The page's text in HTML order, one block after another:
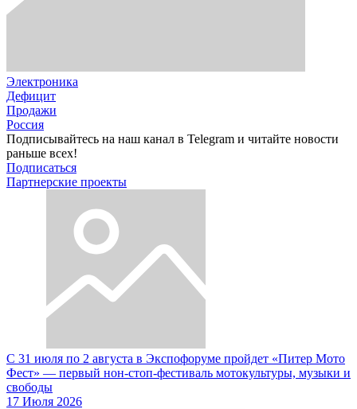
Электроника
Дефицит
Продажи
Россия
Подписывайтесь на наш канал в Telegram и читайте новости
раньше всех!
Подписаться
Партнерские проекты
С 31 июля по 2 августа в Экспофоруме пройдет «Питер Мото
Фест» — первый нон-стоп-фестиваль мотокультуры, музыки и
свободы
17 Июля 2026